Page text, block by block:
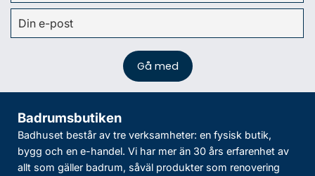
Badrumsbutiken
Badhuset består av tre verksamheter: en fysisk butik,
bygg och en e-handel. Vi har mer än 30 års erfarenhet av
allt som gäller badrum, såväl produkter som renovering